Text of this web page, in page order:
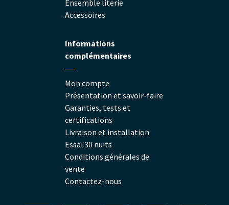
Ensemble literie
Accessoires
Informations
complémentaires
Mon compte
Présentation et savoir-faire
Garanties, tests et
certifications
Livraison et installation
Essai 30 nuits
Conditions générales de
vente
Contactez-nous